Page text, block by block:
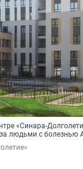
«Синара-
людьми с болезнью